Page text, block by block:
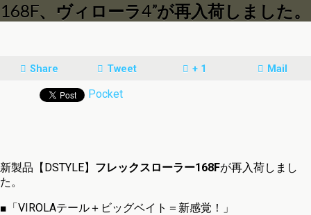
168F、ヴィローラ4”が再入荷しました。
Share Tweet + 1 Mail
Pocket
新製品【DSTYLE】 フレックスローラー168Fが再入荷しまし
た。
■「VIROLAテール＋ビッグベイト＝新感覚！」